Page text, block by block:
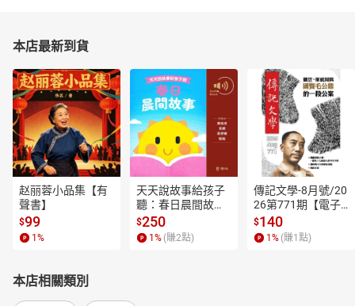
本店最新到貨
赵丽蓉小品集【有
聲書】
$99
1 %
天天說故事給孩子
聽：春日晨間故事
【有聲書】
$250
1 % (賺2點)
傳記文學-8月號/20
26第771期【電子
書】
$140
1 % (賺1 點)
本店相關類別